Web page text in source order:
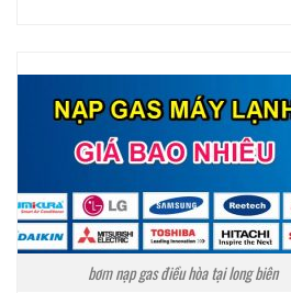
bơm nạp gas điều hòa tại long biên